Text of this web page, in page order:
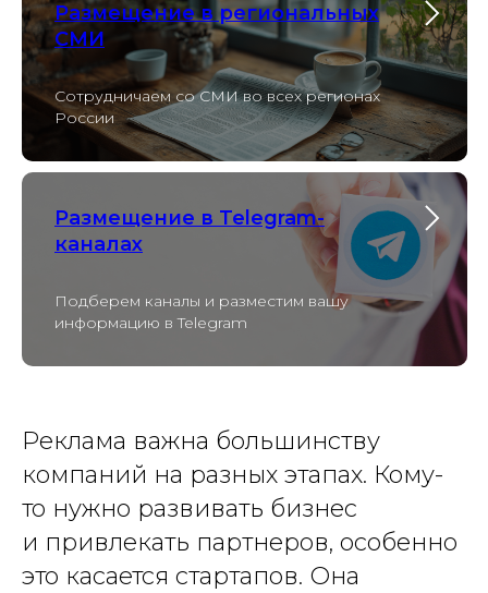
Размещение в региональных
СМИ
Сотрудничаем со СМИ во всех регионах
России
Размещение в Telegram-
каналах
Подберем каналы и разместим вашу
информацию в Telegram
Реклама важна большинству
компаний на разных этапах. Кому-
то нужно развивать бизнес
и привлекать партнеров, особенно
это касается стартапов. Она